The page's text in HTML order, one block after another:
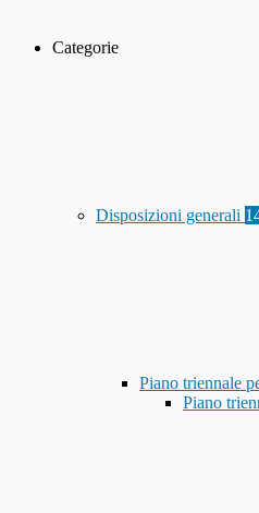
Categorie
Disposizioni generali
Piano triennale
Piano